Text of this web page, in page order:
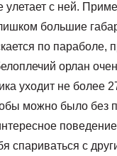
улетает с ней.
большие
по параболе,
орлан
уходит не более
можно было без
спариваться с